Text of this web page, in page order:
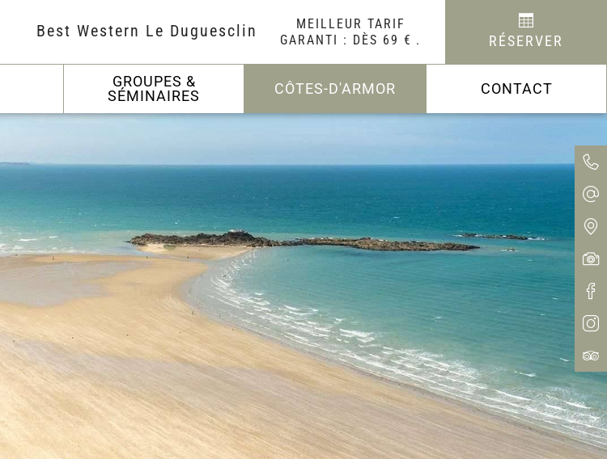
Best Western Le Duguesclin
MEILLEUR TARIF
GARANTI : DÈS 69 € . RÉSERVER
GROUPES &
SÉMINAIRES
CÔTES-D'ARMOR CONTACT